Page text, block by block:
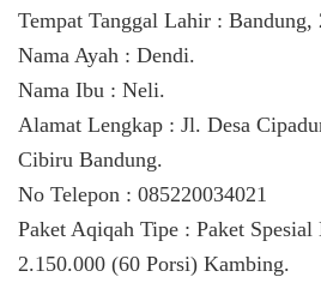
Tempat Tanggal Lahir : Bandung,
Nama Ayah : Dendi.
Nama Ibu : Neli.
Alamat Lengkap : Jl. Desa
Cibiru Bandung.
No Telepon : 085220034021
Paket Aqiqah Tipe : Paket
2.150.000 (60 Porsi) Kambing.